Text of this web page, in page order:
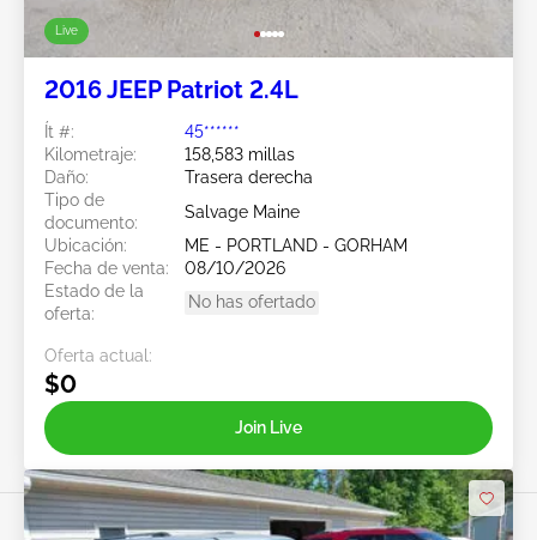
Live
2016 JEEP Patriot 2.4L
Ít #:
45******
Kilometraje:
158,583 millas
Daño:
Trasera derecha
Tipo de
documento:
Salvage Maine
Ubicación:
ME - PORTLAND - GORHAM
Fecha de venta:
08/10/2026
Estado de la
oferta:
No has ofertado
Oferta actual:
$0
Join Live